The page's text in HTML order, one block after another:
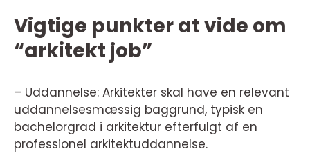
Vigtige punkter at vide om
“arkitekt job”
– Uddannelse: Arkitekter skal have en relevant
uddannelsesmæssig baggrund, typisk en
bachelorgrad i arkitektur efterfulgt af en
professionel arkitektuddannelse.